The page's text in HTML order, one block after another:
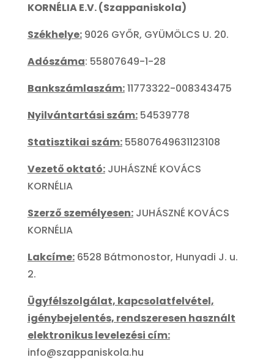
KORNÉLIA E.V. (Szappaniskola)
Székhelye:9026 GYŐR, GYÜMÖLCS U. 20.
Adószáma: 55807649-1-28
Bankszámlaszám:11773322-008343475
Nyilvántartási szám:54539778
Statisztikai szám:55807649631123108
Vezető oktató:JUHÁSZNÉ KOVÁCS
KORNÉLIA
Szerző személyesen:JUHÁSZNÉ KOVÁCS
KORNÉLIA
Lakcíme:6528 Bátmonostor, Hunyadi J. u.
2.
Ügyfélszolgálat, kapcsolatfelvétel,
igénybejelentés, rendszeresen használt
elektronikus levelezési cím:
info@szappaniskola.hu